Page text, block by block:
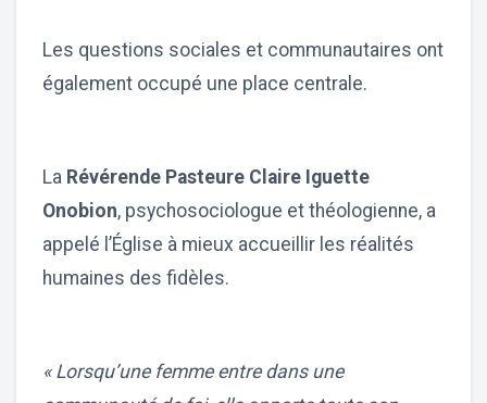
Les questions sociales et communautaires ont
également occupé une place centrale.
La Révérende Pasteure Claire Iguette
Onobion, psychosociologue et théologienne, a
appelé l’Église à mieux accueillir les réalités
humaines des fidèles.
« Lorsqu’une femme entre dans une